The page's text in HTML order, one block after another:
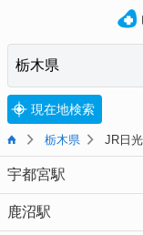
現在地検索
栃木県 JR日
宇都宮駅
鹿沼駅